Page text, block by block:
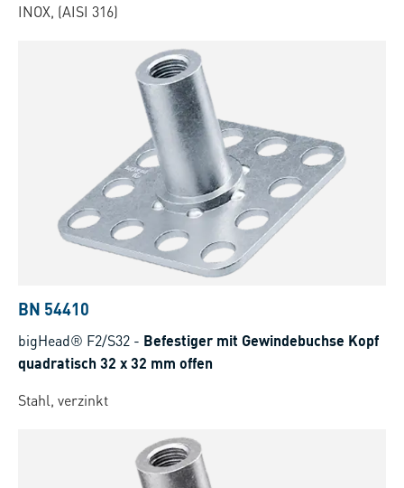
INOX, (AISI 316)
BN 54410
bigHead® F2/S32 - Befestiger mit Gewindebuchse Kopf
quadratisch 32 x 32 mm offen
Stahl, verzinkt